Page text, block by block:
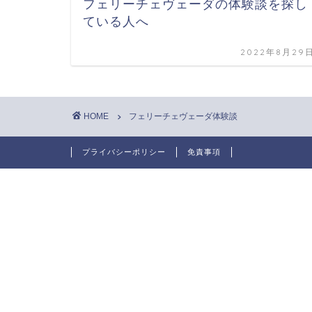
フェリーチェヴェーダの体験談を探し
ている人へ
2022年8月29
HOME フェリーチェヴェーダ体験談
プライバシーポリシー 免責事項